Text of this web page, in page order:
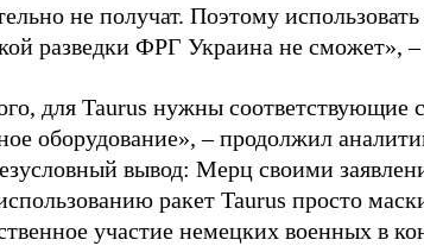
не получат. Поэтому
разведки ФРГ Украина не сможет»,
для Taurus нужны
оборудование», – продолжил
вывод: Мерц своими
ракет Taurus просто
участие немецких военных в